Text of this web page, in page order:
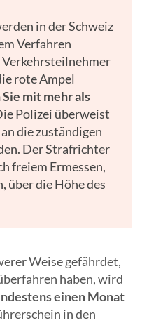
in der Schweiz
Verfahren
rote Ampel
Sie mit mehr als
Polizei überweist
die zuständigen
Der Strafrichter
freiem Ermessen,
über die Höhe des
Weise gefährdet,
haben, wird
einen Monat
in den